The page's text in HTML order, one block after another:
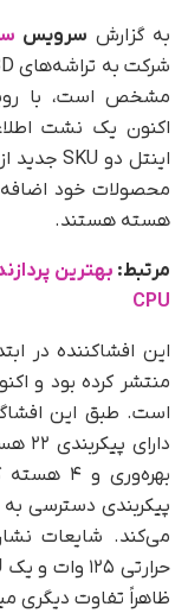
به گزارش سرویس
مشخص است، با
هسته هستند.
مرتبط: بهترین
CPU
این افشاکننده در
منتشر کرده بود و
است. طبق این
ظاهراً تفاوت دیگری